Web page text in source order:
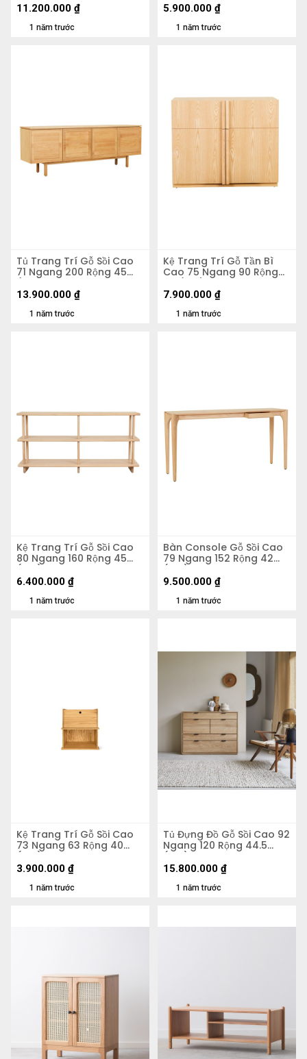
1 năm trước
11.200.000 ₫
1 năm trước
5.900.000 ₫
Tủ Trang Trí Gỗ Sồi Cao
71 Ngang 200 Rộng 45
(cm)
1 năm trước
13.900.000 ₫
Kệ Trang Trí Gỗ Tần Bì
Cao 75 Ngang 90 Rộng
49 (cm)
1 năm trước
7.900.000 ₫
Kệ Trang Trí Gỗ Sồi Cao
80 Ngang 160 Rộng 45
(cm)
1 năm trước
6.400.000 ₫
Bàn Console Gỗ Sồi Cao
79 Ngang 152 Rộng 42
(cm)
1 năm trước
9.500.000 ₫
Kệ Trang Trí Gỗ Sồi Cao
73 Ngang 63 Rộng 40
(cm)
1 năm trước
3.900.000 ₫
Tủ Đựng Đồ Gỗ Sồi Cao 92
Ngang 120 Rộng 44.5
(cm)
1 năm trước
15.800.000 ₫